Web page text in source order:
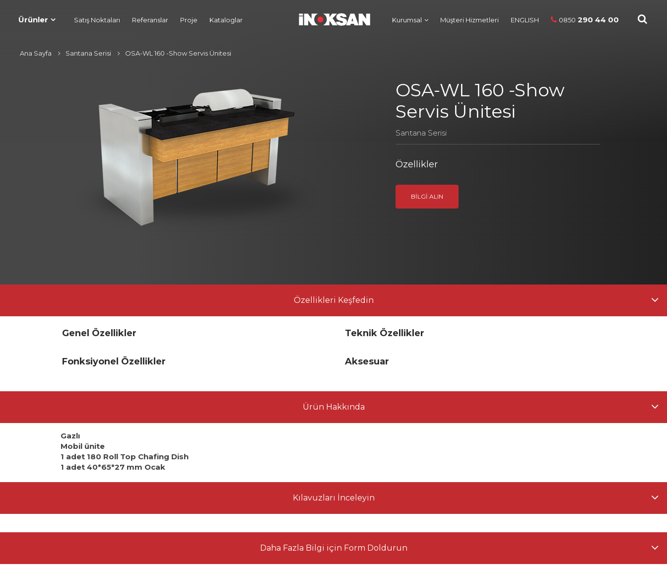
Ürünler Satış Noktaları Referanslar Proje Kataloglar Kurumsal Müşteri Hizmetleri ENGLISH 0850 290 44 00
Ana Sayfa Santana Serisi OSA-WL 160 -Show Servis Ünitesi
OSA-WL 160 -Show
Servis Ünitesi
Santana Serisi
Özellikler
BILGI ALIN
Özellikleri Keşfedin
Genel Özellikler
Fonksiyonel Özellikler
Teknik Özellikler
Aksesuar
Ürün Hakkında
Gazlı
Mobil ünite
1 adet 180 Roll Top Chafing Dish
1 adet 40*65*27 mm Ocak
Kılavuzları İnceleyin
Daha Fazla Bilgi için Form Doldurun